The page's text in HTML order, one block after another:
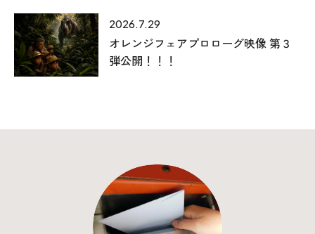
上越店
〒942-0072 新潟県上越市栄町2-11-40 1F
2026.7.29
オレンジフェアプロローグ映像 第３
弾公開！！！